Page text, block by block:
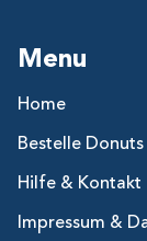
Menu
Home
Bestelle Donuts
Hilfe & Kontakt
Impressum &